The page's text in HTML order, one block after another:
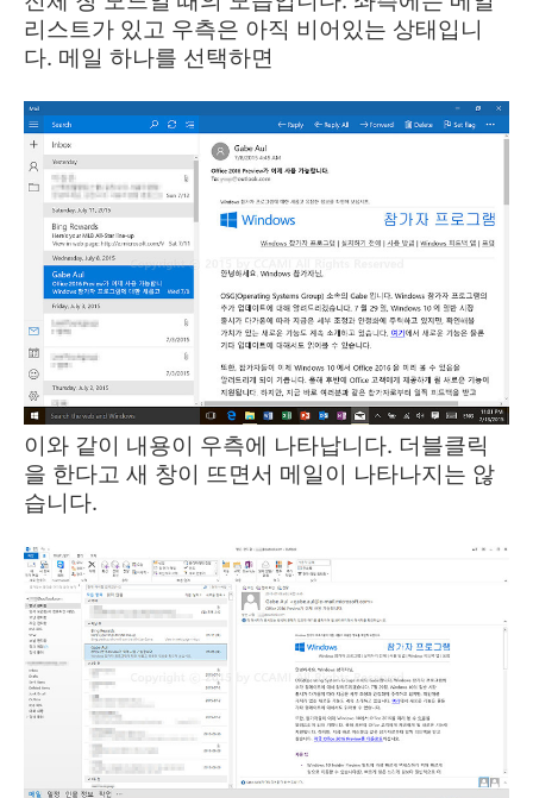
리스트가 있고 우측은 아직 비어있는 상태입니
다. 메일 하나를 선택하면
이와 같이 내용이 우측에 나타납니다. 더블클릭
을 한다고 새 창이 뜨면서 메일이 나타나지는 않
습니다.